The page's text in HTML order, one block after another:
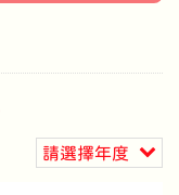
請選擇年度